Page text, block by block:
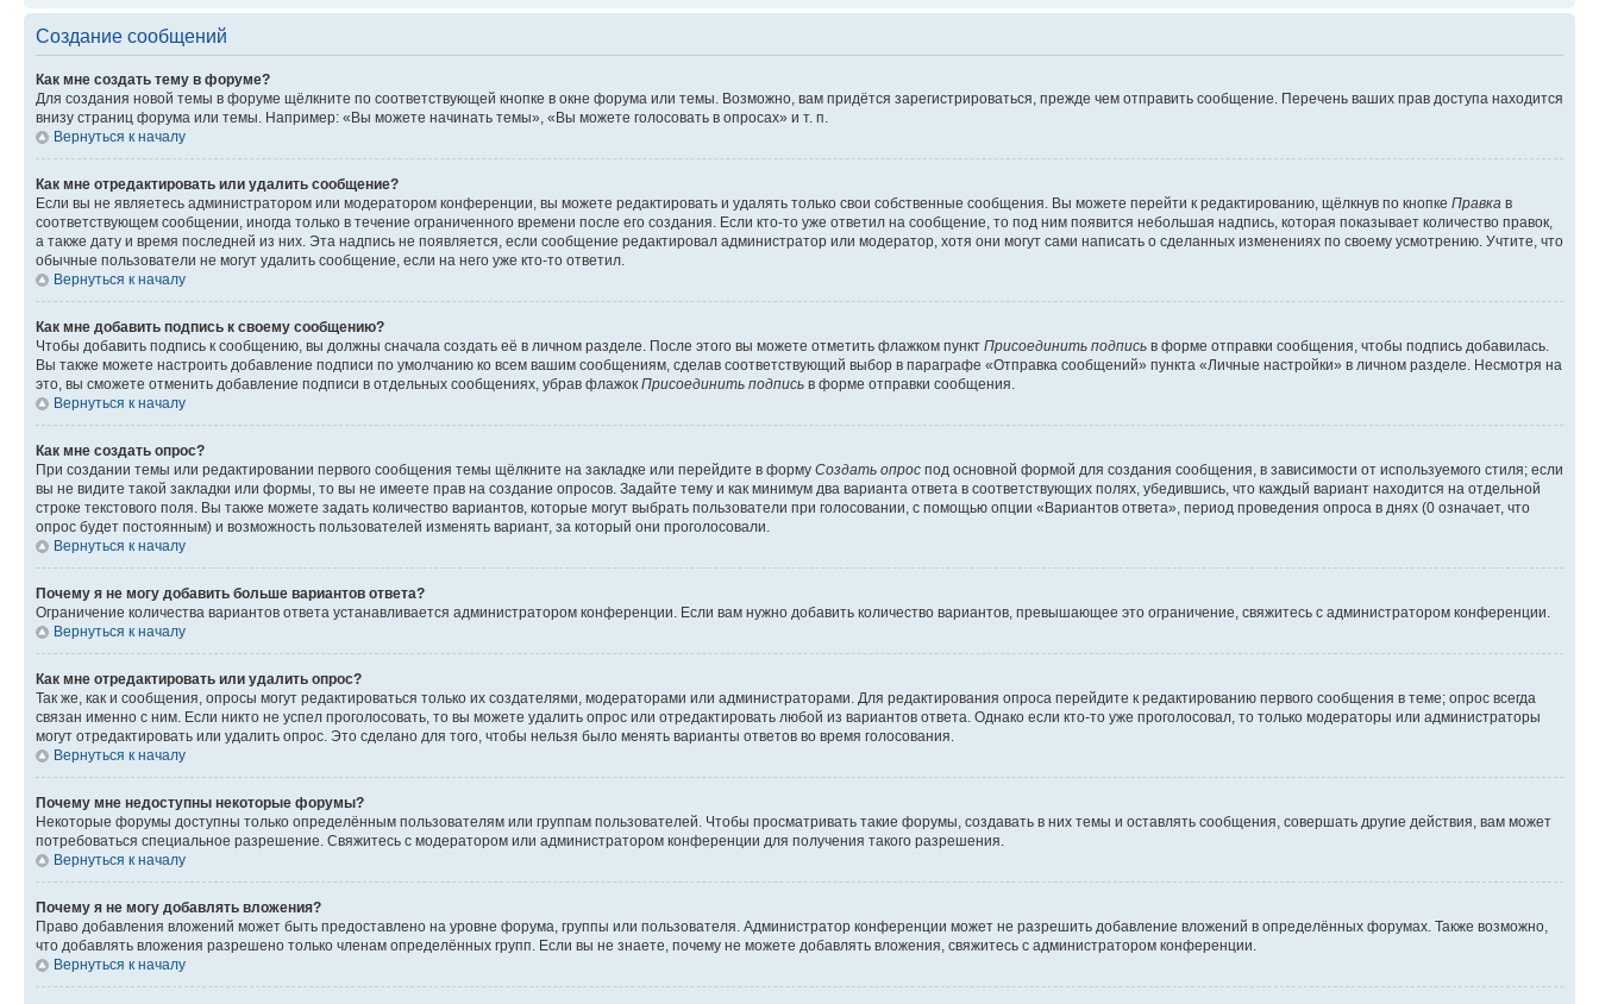
Создание сообщений
Как мне создать тему в форуме?
Для создания новой темы в форуме щёлкните по соответствующей кнопке в окне форума или темы. Возможно, вам придётся зарегистрироваться, прежде чем отправить сообщение. Перечень ваших прав доступа находится
внизу страниц форума или темы. Например: «Вы можете начинать темы», «Вы можете голосовать в опросах» и т. п.
Вернуться к началу
Как мне отредактировать или удалить сообщение?
Если вы не являетесь администратором или модератором конференции, вы можете редактировать и удалять только свои собственные сообщения. Вы можете перейти к редактированию, щёлкнув по кнопке Правка в
соответствующем сообщении, иногда только в течение ограниченного времени после его создания. Если кто-то уже ответил на сообщение, то под ним появится небольшая надпись, которая показывает количество правок,
а также дату и время последней из них. Эта надпись не появляется, если сообщение редактировал администратор или модератор, хотя они могут сами написать о сделанных изменениях по своему усмотрению. Учтите, что
обычные пользователи не могут удалить сообщение, если на него уже кто-то ответил.
Вернуться к началу
Как мне добавить подпись к своему сообщению?
Чтобы добавить подпись к сообщению, вы должны сначала создать её в личном разделе. После этого вы можете отметить флажком пункт Присоединить подпись в форме отправки сообщения, чтобы подпись добавилась.
Вы также можете настроить добавление подписи по умолчанию ко всем вашим сообщениям, сделав соответствующий выбор в параграфе «Отправка сообщений» пункта «Личные настройки» в личном разделе. Несмотря на
это, вы сможете отменить добавление подписи в отдельных сообщениях, убрав флажок Присоединить подпись в форме отправки сообщения.
Вернуться к началу
Как мне создать опрос?
При создании темы или редактировании первого сообщения темы щёлкните на закладке или перейдите в форму Создать опрос под основной формой для создания сообщения, в зависимости от используемого стиля; если
вы не видите такой закладки или формы, то вы не имеете прав на создание опросов. Задайте тему и как минимум два варианта ответа в соответствующих полях, убедившись, что каждый вариант находится на отдельной
строке текстового поля. Вы также можете задать количество вариантов, которые могут выбрать пользователи при голосовании, с помощью опции «Вариантов ответа», период проведения опроса в днях (0 означает, что
опрос будет постоянным) и возможность пользователей изменять вариант, за который они проголосовали.
Вернуться к началу
Почему я не могу добавить больше вариантов ответа?
Ограничение количества вариантов ответа устанавливается администратором конференции. Если вам нужно добавить количество вариантов, превышающее это ограничение, свяжитесь с администратором конференции.
Вернуться к началу
Как мне отредактировать или удалить опрос?
Так же, как и сообщения, опросы могут редактироваться только их создателями, модераторами или администраторами. Для редактирования опроса перейдите к редактированию первого сообщения в теме; опрос всегда
связан именно с ним. Если никто не успел проголосовать, то вы можете удалить опрос или отредактировать любой из вариантов ответа. Однако если кто-то уже проголосовал, то только модераторы или администраторы
могут отредактировать или удалить опрос. Это сделано для того, чтобы нельзя было менять варианты ответов во время голосования.
Вернуться к началу
Почему мне недоступны некоторые форумы?
Некоторые форумы доступны только определённым пользователям или группам пользователей. Чтобы просматривать такие форумы, создавать в них темы и оставлять сообщения, совершать другие действия, вам может
потребоваться специальное разрешение. Свяжитесь с модератором или администратором конференции для получения такого разрешения.
Вернуться к началу
Почему я не могу добавлять вложения?
Право добавления вложений может быть предоставлено на уровне форума, группы или пользователя. Администратор конференции может не разрешить добавление вложений в определённых форумах. Также возможно,
что добавлять вложения разрешено только членам определённых групп. Если вы не знаете, почему не можете добавлять вложения, свяжитесь с администратором конференции.
Вернуться к началу